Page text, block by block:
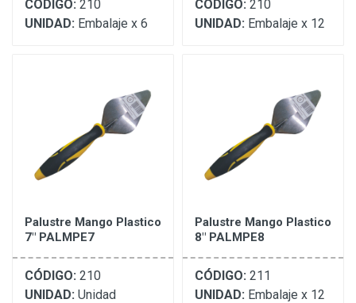
CÓDIGO: 210
UNIDAD: Embalaje x 6
CÓDIGO: 210
UNIDAD: Embalaje x 12
Palustre Mango Plastico
7" PALMPE7
CÓDIGO: 210
UNIDAD: Unidad
Palustre Mango Plastico
8" PALMPE8
CÓDIGO: 211
UNIDAD: Embalaje x 12